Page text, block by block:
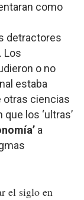
como
detractores
Los
o no
estaba
otras ciencias
los ‘ultras’
a
el siglo en